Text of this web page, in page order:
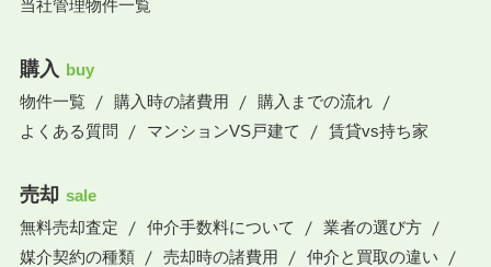
当社管理物件一覧
購入 buy
物件一覧
購入時の諸費用
購入までの流れ
よくある質問
マンションVS戸建て 賃貸vs持ち家
売却 sale
無料売却査定
仲介手数料について
業者の選び方
媒介契約の種類
売却時の諸費用
仲介と買取の違い